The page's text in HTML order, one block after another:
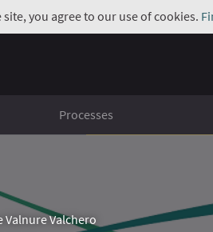
you agree to our use of cookies.
Processes
Valchero